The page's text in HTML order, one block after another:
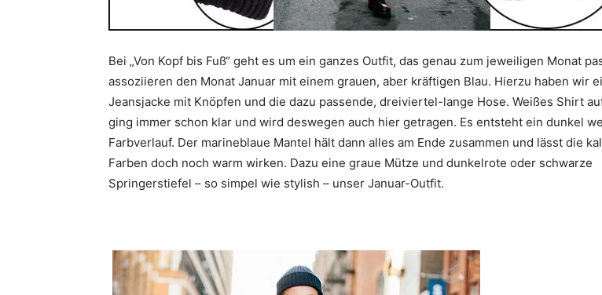
Bei „Von Kopf bis Fuß“ geht es um ein ganzes Outfit, das genau zum jeweiligen Monat
assoziieren den Monat Januar mit einem grauen, aber kräftigen Blau. Hierzu haben wir
Jeansjacke mit Knöpfen und die dazu passende, dreiviertel-lange Hose. Weißes Shirt
ging immer schon klar und wird deswegen auch hier getragen. Es entsteht ein dunkel
Farbverlauf. Der marineblaue Mantel hält dann alles am Ende zusammen und lässt die
Farben doch noch warm wirken. Dazu eine graue Mütze und dunkelrote oder schwarze
Springerstiefel – so simpel wie stylish – unser Januar-Outfit.